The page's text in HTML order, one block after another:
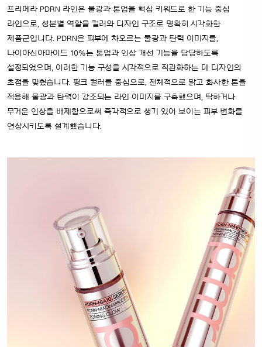
프리메라 PDRN 라인은 물광과 톤업을 핵심 키워드로 한 기능 중심
라인으로, 성분별 역할을 컬러와 디자인 구조로 명확히 시각화한
제품군입니다. PDRN은 피부에 차오르는 물광과 탄력 이미지를,
나이아신아마이드 10%는 톤업과 인상 개선 기능을 담당하도록
설정되었으며, 이러한 기능 구성을 시각적으로 직관화하는 데 디자인의
초점을 맞췄습니다. 핑크 컬러를 중심으로, 전체적으로 맑고 화사한 톤을
적용해 물광과 탄력이 강조되는 라인 이미지를 구축했으며, 탁하거나
무거운 인상을 배제함으로써 즉각적으로 생기 있어 보이는 피부 변화를
연상시키도록 설계했습니다.